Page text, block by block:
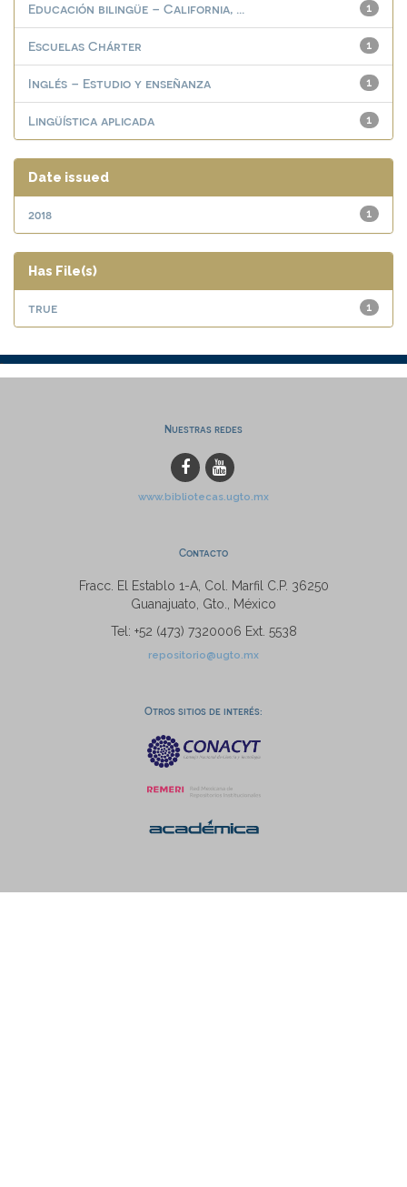
1
Educación bilingüe – California, ...
1
Escuelas Chárter
1
Inglés – Estudio y enseñanza
1
Lingüística aplicada
Date issued
1
2018
Has File(s)
1
true
Nuestras redes
www.bibliotecas.ugto.mx
Contacto
Fracc. El Establo 1-A, Col. Marfil C.P. 36250
Guanajuato, Gto., México
Tel: +52 (473) 7320006 Ext. 5538
repositorio@ugto.mx
Otros sitios de interés: